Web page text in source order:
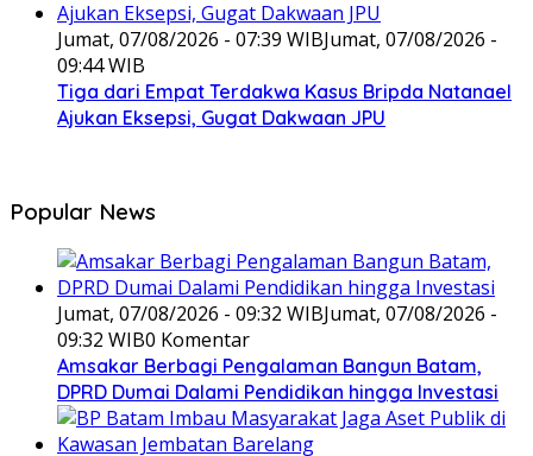
Jumat, 07/08/2026 - 07:39 WIBJumat, 07/08/2026 -
09:44 WIB
Tiga dari Empat Terdakwa Kasus Bripda Natanael
Ajukan Eksepsi, Gugat Dakwaan JPU
Popular News
Jumat, 07/08/2026 - 09:32 WIBJumat, 07/08/2026 -
09:32 WIB0 Komentar
Amsakar Berbagi Pengalaman Bangun Batam,
DPRD Dumai Dalami Pendidikan hingga Investasi